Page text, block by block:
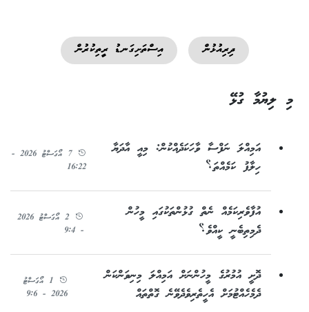
ދިރިއުޅުން އިސްތަށިގަނޑު ރީތިކުރުން
މި ލިޔުމާ ގުޅޭ
އަމިއްލަ ނަފްސާ ވާހަކަދެއްކުން: މިއީ އާދަޔާ
ހިލާފު ކަމެއްތަ؟
7 އޯގަސްޓު 2026 -
16:22
އުފާވެރިކަމެއް ނެތް ގުޅުންތަކުގައި މީހުން
ދެމިތިބެނީ ކީއްވެ؟
2 އޯގަސްޓު 2026
- 9:4
ދޮށީ އުމުރުގެ މީހުންނަށް އަމިއްލަ މިނިވަންކަން
ދެމެހެއްޓުމަށް އެހީތެރިވެދެވޭނެ ގޮތްތައް
1 އޯގަސްޓު
2026 - 9:6